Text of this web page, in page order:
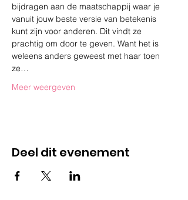
bijdragen aan de maatschappij waar je
vanuit jouw beste versie van betekenis
kunt zijn voor anderen. Dit vindt ze
prachtig om door te geven. Want het is
weleens anders geweest met haar toen
ze…
Meer weergeven
Deel dit evenement